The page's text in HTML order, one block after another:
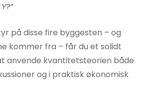
?”
på disse fire byggesten – og
kommer fra – får du et solidt
anvende kvantitetsteorien både
og i praktisk økonomisk